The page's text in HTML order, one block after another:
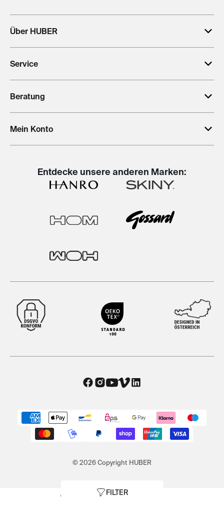
FILTER
Über HUBER
Service
Beratung
Mein Konto
Entdecke unsere anderen Marken:
© 2026 Copyright HUBER
AGB Datenschutz|Impressum